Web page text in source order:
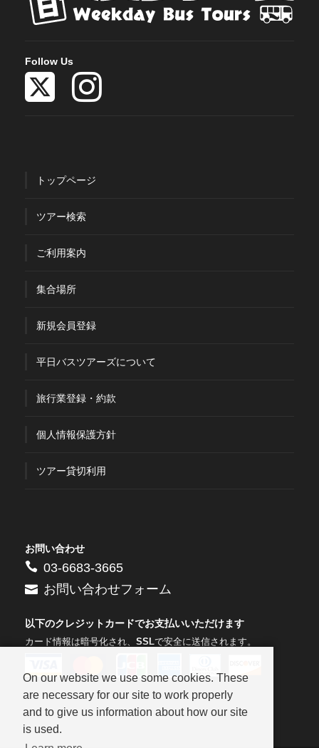
Follow Us
トップページ
ツアー検索
ご利用案内
集合場所
新規会員登録
平日バスツアーズについて
旅行業登録・約款
個人情報保護方針
ツアー貸切利用
お問い合わせ
03-6683-3665
お問い合わせフォーム
以下のクレジットカードでお支払いいただけます
カード情報は暗号化され、 SSLで安全に送信されます。
On our website we use some cookies. These
are necessary for our site to work properly
and to give us information about how our site
is used.